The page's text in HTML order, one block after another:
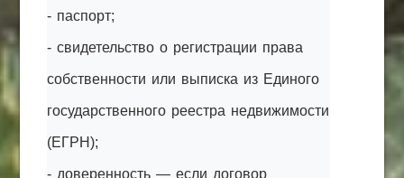
- паспорт;
- свидетельство о регистрации права
собственности или выписка из Единого
государственного реестра недвижимости
(ЕГРН);
- доверенность — если договор